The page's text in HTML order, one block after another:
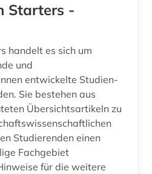
Starters -
handelt es sich um
entwickelte Studien-
Sie bestehen aus
Übersichtsartikeln zu
Studierenden einen
Fachgebiet
für die weitere